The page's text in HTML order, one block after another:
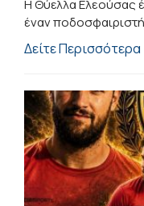
Η Θύελλα Ελεούσας
έναν
Δείτε